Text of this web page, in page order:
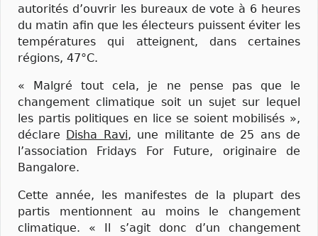
autorités d’ouvrir les bureaux de vote à 6 heures
du matin afin que les électeurs puissent éviter les
températures qui atteignent, dans certaines
régions, 47°C.
« Malgré tout cela, je ne pense pas que le
changement climatique soit un sujet sur lequel
les partis politiques en lice se soient mobilisés »,
déclare Disha Ravi, une militante de 25 ans de
l’association Fridays For Future, originaire de
Bangalore.
Cette année, les manifestes de la plupart des
partis mentionnent au moins le changement
climatique. « Il s’agit donc d’un changement